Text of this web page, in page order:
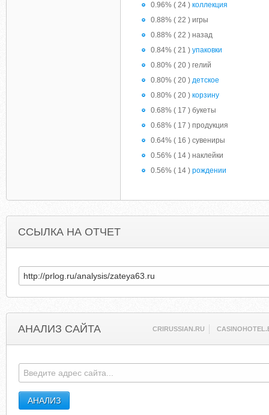
0.96% ( 24 ) коллекция
0.88% ( 22 ) игры
0.88% ( 22 ) назад
0.84% ( 21 ) упаковки
0.80% ( 20 ) гелий
0.80% ( 20 ) детское
0.80% ( 20 ) корзину
0.68% ( 17 ) букеты
0.68% ( 17 ) продукция
0.64% ( 16 ) сувениры
0.56% ( 14 ) наклейки
0.56% ( 14 ) рождении
ССЫЛКА НА ОТЧЕТ
АНАЛИЗ САЙТА CRIRUSSIAN.RU